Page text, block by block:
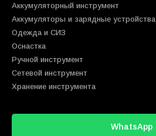
Аккумуляторный инструмент
Аккумуляторы и зарядные устройства
Одежда и СИЗ
Оснастка
Ручной инструмент
Сетевой инструмент
Хранение инструмента
WhatsApp